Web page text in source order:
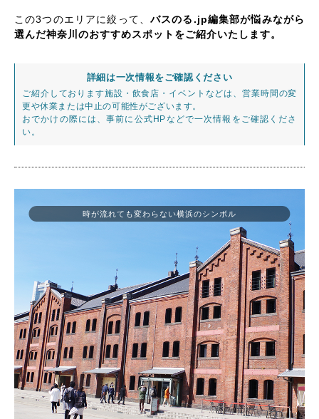
この3つのエリアに絞って、 バスのる.jp編集部が悩みながら
選んだ神奈川のおすすめスポットをご紹介いたします。
詳細は一次情報をご確認ください
ご紹介しております施設・飲食店・イベントなどは、営業時間の変
更や休業または中止の可能性がございます。
おでかけの際には、事前に公式HPなどで一次情報をご確認くださ
い。
時が流れても変わらない横浜のシンボル